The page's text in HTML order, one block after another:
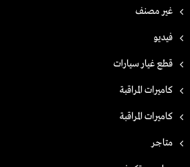
غير مصنف
فيديو
قطع غيار سيارات
كاميرات المراقبة
كاميرات المراقبة
متاجر